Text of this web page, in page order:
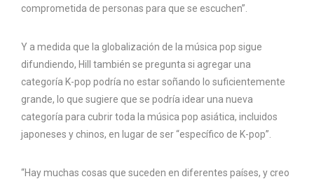
comprometida de personas para que se escuchen”.
Y a medida que la globalización de la música pop sigue
difundiendo, Hill también se pregunta si agregar una
categoría K-pop podría no estar soñando lo suficientemente
grande, lo que sugiere que se podría idear una nueva
categoría para cubrir toda la música pop asiática, incluidos
japoneses y chinos, en lugar de ser “específico de K-pop”.
“Hay muchas cosas que suceden en diferentes países, y creo